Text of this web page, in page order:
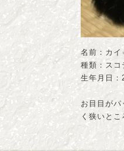
名前：カイ
種類：スコ
生年月日：
お目目が
く狭いとこ